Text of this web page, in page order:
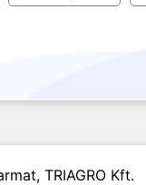
TRIAGRO Kft.